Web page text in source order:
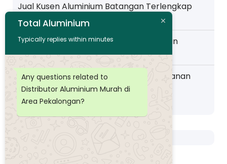
Jual Kusen Aluminium Batangan Terlengkap
Pelayanan ke Jakarta
Toko Kusen Aluminium Murah Pelayanan
Wilayah Pemalang
Distributor Kusen Aluminium Murah layanan
Wilayah Purwokerto
Total Aluminium
Typically replies within minutes
Any questions related to
Distributor Aluminium Murah di
Area Pekalongan?